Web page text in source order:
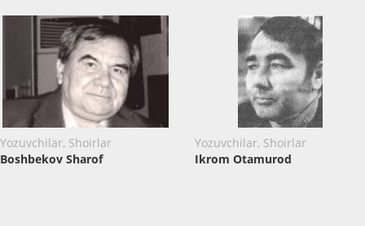
Yozuvchilar, Shoirlar
Boshbekov Sharof
Yozuvchilar, Shoirlar
Ikrom Otamurod